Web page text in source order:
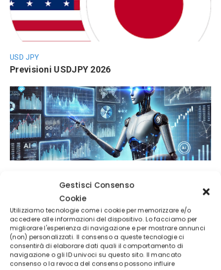
Gestisci Consenso
Cookie
Utilizziamo tecnologie come i cookie per memorizzare e/o
accedere alle informazioni del dispositivo. Lo facciamo per
migliorare l'esperienza di navigazione e per mostrare annunci
(non) personalizzati. Il consenso a queste tecnologie ci
consentirà di elaborare dati quali il comportamento di
navigazione o gli ID univoci su questo sito. Il mancato
consenso o la revoca del consenso possono influire
USD JPY
Previsioni USDJPY 2026
Migliori azioni da comprare nel 2026: titoli
strategici tra intelligenza artificiale, energia e
difesa europea